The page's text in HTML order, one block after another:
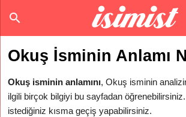
Okuş İsminin Anlamı
Okuş isminin anlamını, Okuş isminin
ilgili birçok bilgiyi bu sayfadan öğrenebilirsiniz.
istediğiniz kısma geçiş yapabilirsiniz.